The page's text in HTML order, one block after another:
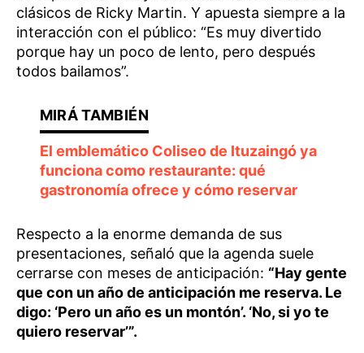
clásicos de Ricky Martin. Y apuesta siempre a la
interacción con el público: “Es muy divertido
porque hay un poco de lento, pero después
todos bailamos”.
El emblemático Coliseo de Ituzaingó ya
funciona como restaurante: qué
gastronomía ofrece y cómo reservar
Respecto a la enorme demanda de sus
presentaciones, señaló que la agenda suele
cerrarse con meses de anticipación: “Hay gente
que con un año de anticipación me reserva. Le
digo: ‘Pero un año es un montón’. ‘No, si yo te
quiero reservar’”.